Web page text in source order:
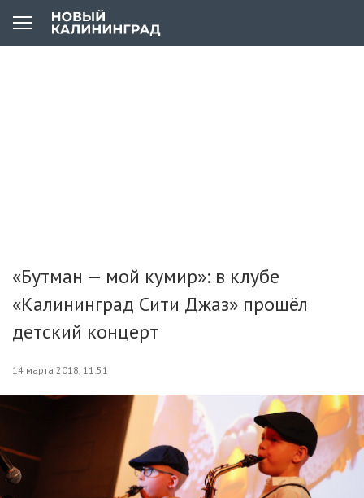
«Бутман — мой кумир»: в клубе
«Калининград Сити Джаз» прошёл
детский концерт
14 марта 2018, 11:51